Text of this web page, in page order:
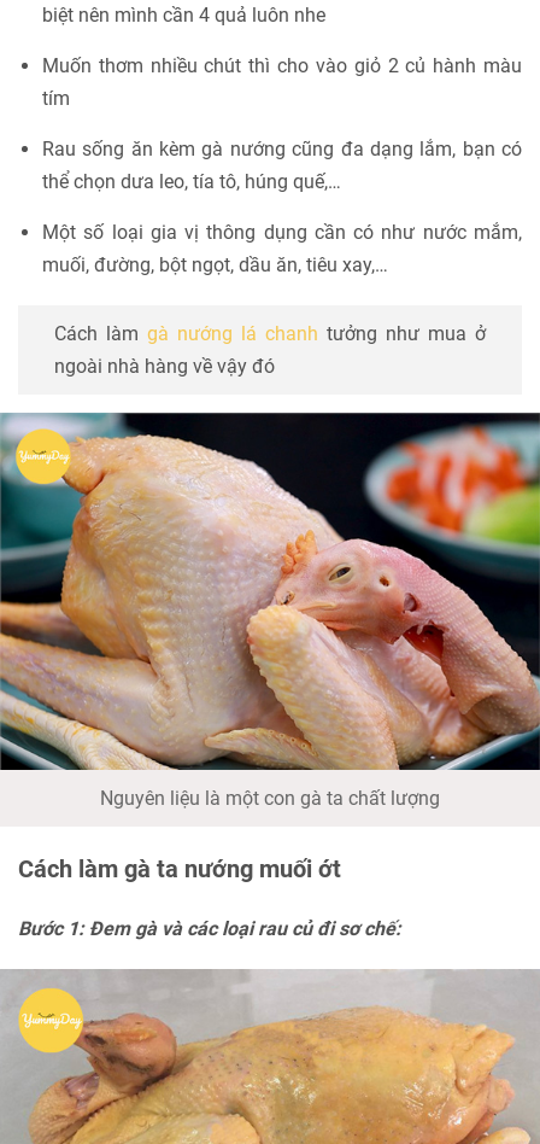
biệt nên mình cần 4 quả luôn nhe
Muốn thơm nhiều chút thì cho vào giỏ 2 củ hành màu
tím
Rau sống ăn kèm gà nướng cũng đa dạng lắm, bạn có
thể chọn dưa leo, tía tô, húng quế,…
Một số loại gia vị thông dụng cần có như nước mắm,
muối, đường, bột ngọt, dầu ăn, tiêu xay,…
Cách làm gà nướng lá chanh tưởng như mua ở
ngoài nhà hàng về vậy đó
Nguyên liệu là một con gà ta chất lượng
Cách làm gà ta nướng muối ớt
Bước 1: Đem gà và các loại rau củ đi sơ chế: